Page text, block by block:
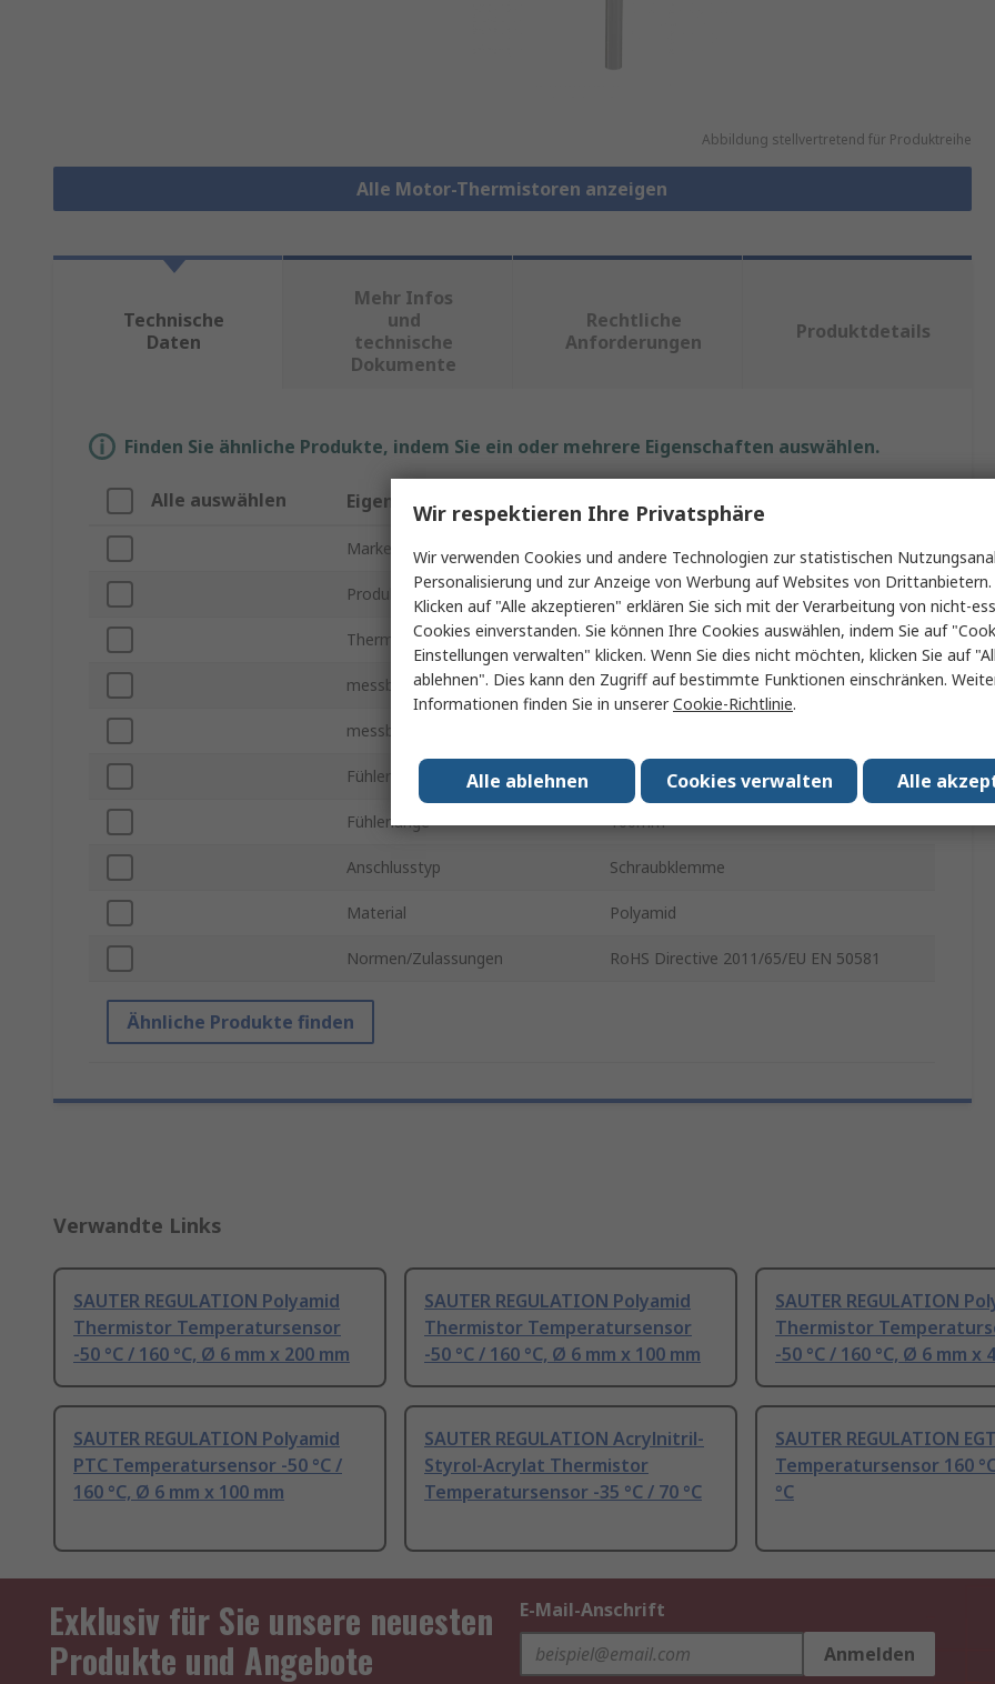
Abbildung stellvertretend für Produktreihe
Alle Motor-Thermistoren anzeigen
Technische
Daten
Mehr Infos
und
technische
Dokumente
Rechtliche
Anforderungen
Produktdetails
Finden Sie ähnliche Produkte, indem Sie ein oder mehrere Eigenschaften auswählen.
Alle auswählen Eigenschaft Wert
Marke SAUTER REGULATION
Produkt Typ Temperatursensor
Thermistor Typ Thermistor
messbare Temperatur min. -50°C
messbare Temperatur max.
Fühlerdurchmesser
Fühlerlänge 100mm
Anschlusstyp Schraubklemme
Material Polyamid
Normen/Zulassungen RoHS Directive 2011/65/EU EN 50581
Ähnliche Produkte finden
Verwandte Links
SAUTER REGULATION Polyamid
Thermistor Temperatursensor
-50 °C / 160 °C, Ø 6 mm x 200 mm
SAUTER REGULATION Polyamid
Thermistor Temperatursensor
-50 °C / 160 °C, Ø 6 mm x 100 mm
SAUTER REGULATION
Thermistor
-50 °C / 160 °C, Ø 6 mm x
SAUTER REGULATION Polyamid
PTC Temperatursensor -50 °C /
160 °C, Ø 6 mm x 100 mm
SAUTER REGULATION Acrylnitril-
Styrol-Acrylat Thermistor
Temperatursensor -35 °C / 70 °C
SAUTER REGULATION
Temperatursensor 160
°C
Exklusiv für Sie unsere neuesten
Produkte und Angebote
E-Mail-Anschrift
Anmelden
Wir respektieren Ihre Privatsphäre
Wir verwenden Cookies und andere Technologien zur statistischen
Personalisierung und zur Anzeige von Werbung auf Websites von
Klicken auf "Alle akzeptieren" erklären Sie sich mit der Verarbeitung von nicht-
Cookies einverstanden. Sie können Ihre Cookies auswählen, indem Sie auf
Einstellungen verwalten" klicken. Wenn Sie dies nicht möchten, klicken Sie auf
ablehnen". Dies kann den Zugriff auf bestimmte Funktionen einschränken.
Informationen finden Sie in unsererCookie-Richtlinie.
Alle
Cookies verwalten
Alle ablehnen